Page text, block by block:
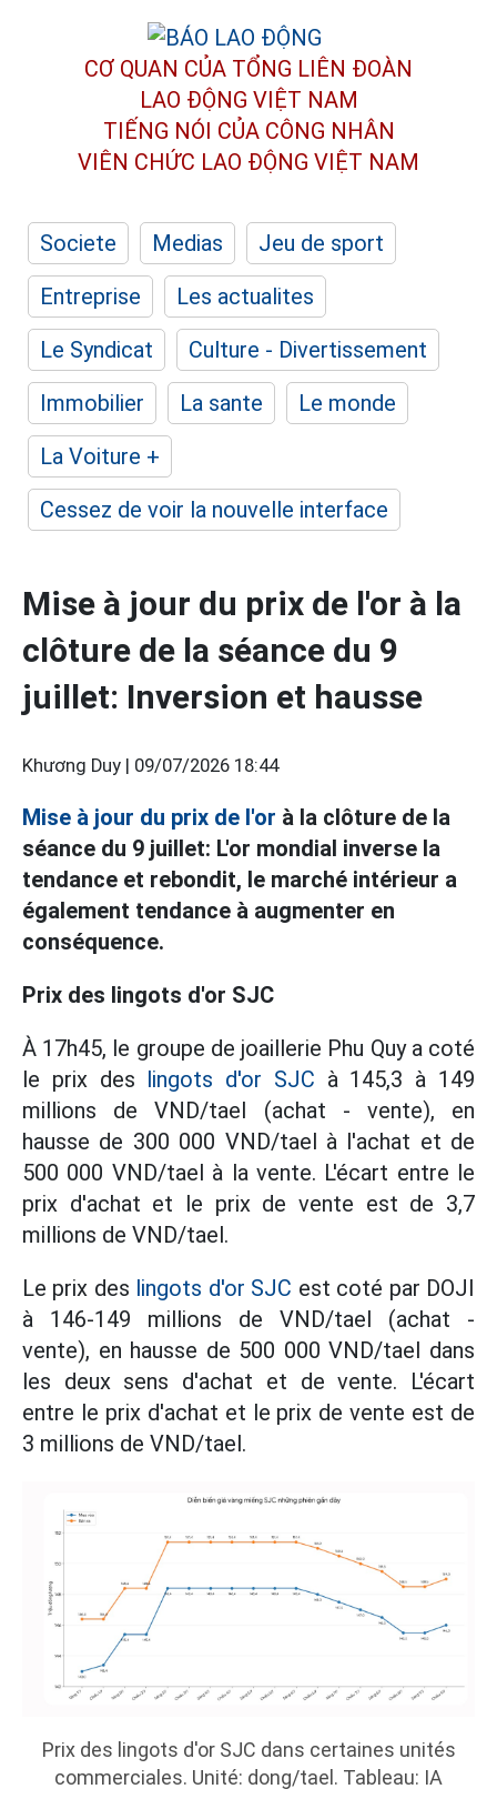
CƠ QUAN CỦA TỔNG LIÊN ĐOÀN
LAO ĐỘNG VIỆT NAM
TIẾNG NÓI CỦA CÔNG NHÂN
VIÊN CHỨC LAO ĐỘNG VIỆT NAM
Societe Medias
Jeu de sport
Entreprise
Les actualites
Le Syndicat
Culture - Divertissement
Immobilier
La sante
Le monde
La Voiture +
Cessez de voir la nouvelle interface
Mise à jour du prix de l'or à la
clôture de la séance du 9
juillet: Inversion et hausse
Khương Duy | 09/07/2026 18:44
Mise à jour du prix de l'or à la clôture de la
séance du 9 juillet: L'or mondial inverse la
tendance et rebondit, le marché intérieur a
également tendance à augmenter en
conséquence.
Prix des lingots d'or SJC
À 17h45, le groupe de joaillerie Phu Quy a coté
le prix des lingots d'or SJC à 145,3 à 149
millions de VND/tael (achat - vente), en
hausse de 300 000 VND/tael à l'achat et de
500 000 VND/tael à la vente. L'écart entre le
prix d'achat et le prix de vente est de 3,7
millions de VND/tael.
Le prix des lingots d'or SJC est coté par DOJI
à 146-149 millions de VND/tael (achat -
vente), en hausse de 500 000 VND/tael dans
les deux sens d'achat et de vente. L'écart
entre le prix d'achat et le prix de vente est de
3 millions de VND/tael.
Prix des lingots d'or SJC dans certaines unités
commerciales. Unité: dong/tael. Tableau: IA